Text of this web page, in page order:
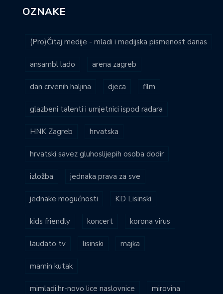
OZNAKE
(Pro)Čitaj medije - mladi i medijska pismenost danas
ansambl lado arena zagreb
dan crvenih haljina djeca film
glazbeni talenti i umjetnici ispod radara
HNK Zagreb hrvatska
hrvatski savez gluhoslijepih osoba dodir
izložba jednaka prava za sve
jednake mogućnosti KD Lisinski
kids friendly koncert korona virus
laudato tv lisinski majka
mamin kutak
mimladi.hr-novo lice naslovnice mirovina